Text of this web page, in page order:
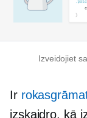
Izveidojiet
Ir
izskaidro, kā